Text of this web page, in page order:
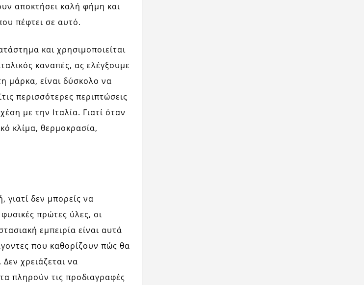
αποκτήσει καλή φήμη και
πέφτει σε αυτό.
και χρησιμοποιείται
καναπές, ας ελέγξουμε
μάρκα, είναι δύσκολο να
περισσότερες περιπτώσεις
με την Ιταλία. Γιατί όταν
κλίμα, θερμοκρασία,
γιατί δεν μπορείς να
πρώτες ύλες, οι
εμπειρία είναι αυτά
που καθορίζουν πώς θα
χρειάζεται να
πληρούν τις προδιαγραφές